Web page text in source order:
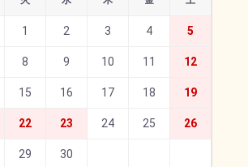
1 2 3 4 5
8 9 10 11 12
15 16 17 18 19
22 23 24 25 26
29 30